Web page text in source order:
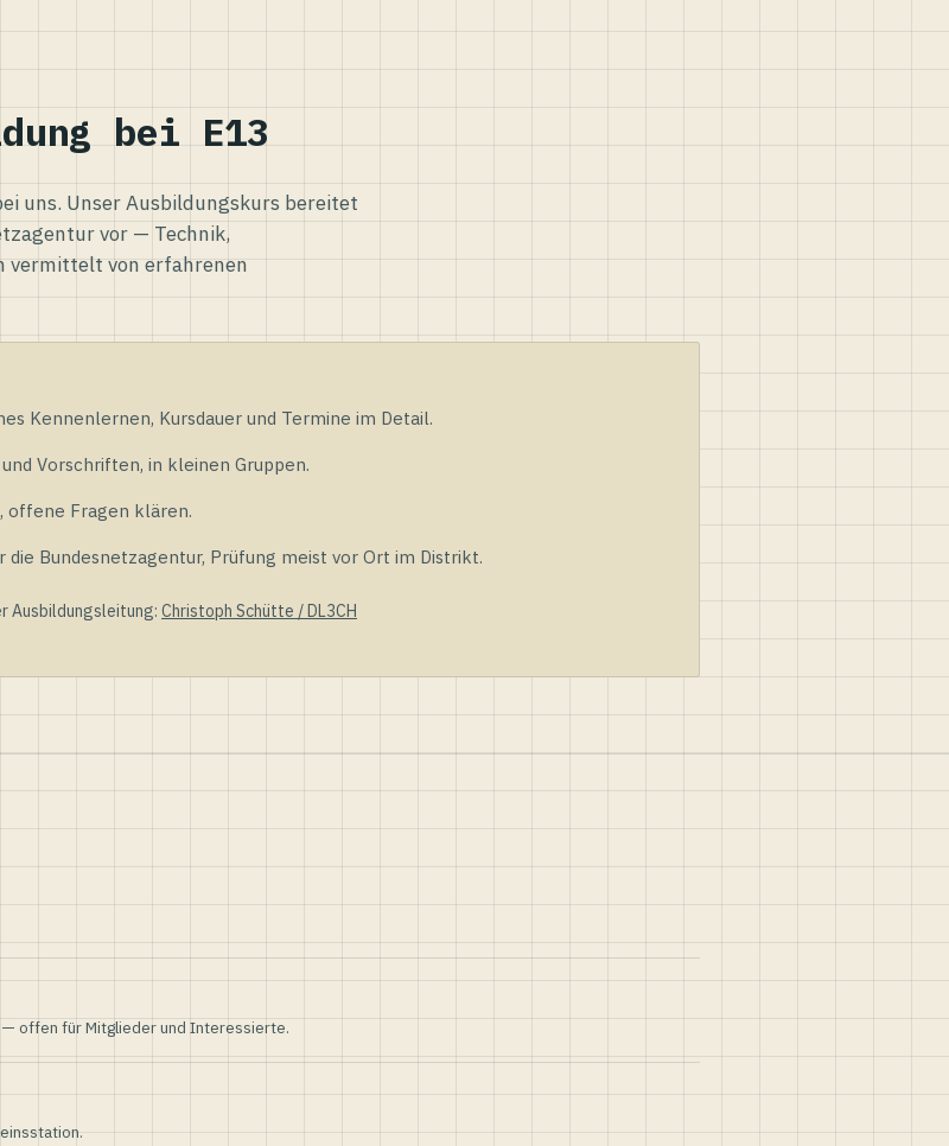
bei E13
uns. Unser Ausbildungskurs bereitet
vor — Technik,
vermittelt von erfahrenen
Kennenlernen, Kursdauer und Termine im Detail.
Vorschriften, in kleinen Gruppen.
offene Fragen klären.
Bundesnetzagentur, Prüfung meist vor Ort im Distrikt.
Ausbildungsleitung: Christoph Schütte / DL3CH
offen für Mitglieder und Interessierte.